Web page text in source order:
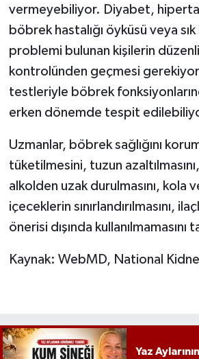
vermeyebiliyor. Diyabet,
böbrek hastalığı öyküsü veya
problemi bulunan kişilerin düzenli
kontrolünden geçmesi
testleriyle böbrek
erken dönemde tespit
Uzmanlar, böbrek sağlığını
tüketilmesini, tuzun
alkolden uzak durulmasını, kola
içeceklerin sınırlandırılmasını,
önerisi dışında
Kaynak: WebMD, National
Yaz